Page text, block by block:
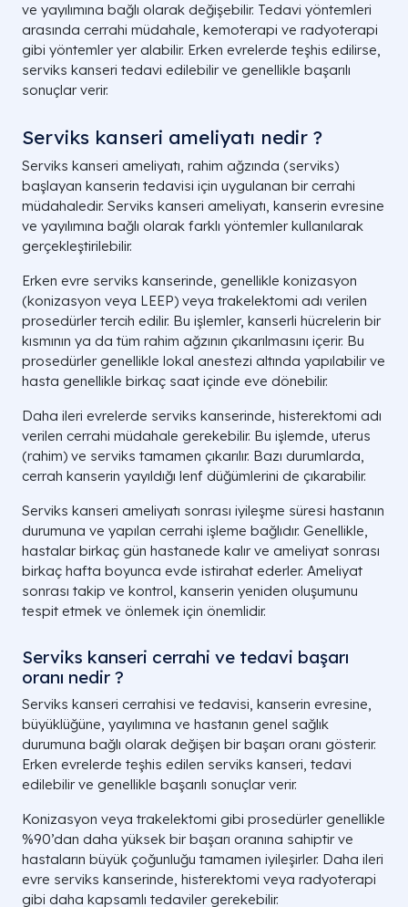
ve yayılımına bağlı olarak değişebilir. Tedavi yöntemleri
arasında cerrahi müdahale, kemoterapi ve radyoterapi
gibi yöntemler yer alabilir. Erken evrelerde teşhis edilirse,
serviks kanseri tedavi edilebilir ve genellikle başarılı
sonuçlar verir.
Serviks kanseri ameliyatı nedir ?
Serviks kanseri ameliyatı, rahim ağzında (serviks)
başlayan kanserin tedavisi için uygulanan bir cerrahi
müdahaledir. Serviks kanseri ameliyatı, kanserin evresine
ve yayılımına bağlı olarak farklı yöntemler kullanılarak
gerçekleştirilebilir.
Erken evre serviks kanserinde, genellikle konizasyon
(konizasyon veya LEEP) veya trakelektomi adı verilen
prosedürler tercih edilir. Bu işlemler, kanserli hücrelerin bir
kısmının ya da tüm rahim ağzının çıkarılmasını içerir. Bu
prosedürler genellikle lokal anestezi altında yapılabilir ve
hasta genellikle birkaç saat içinde eve dönebilir.
Daha ileri evrelerde serviks kanserinde, histerektomi adı
verilen cerrahi müdahale gerekebilir. Bu işlemde, uterus
(rahim) ve serviks tamamen çıkarılır. Bazı durumlarda,
cerrah kanserin yayıldığı lenf düğümlerini de çıkarabilir.
Serviks kanseri ameliyatı sonrası iyileşme süresi hastanın
durumuna ve yapılan cerrahi işleme bağlıdır. Genellikle,
hastalar birkaç gün hastanede kalır ve ameliyat sonrası
birkaç hafta boyunca evde istirahat ederler. Ameliyat
sonrası takip ve kontrol, kanserin yeniden oluşumunu
tespit etmek ve önlemek için önemlidir.
Serviks kanseri cerrahi ve tedavi başarı
oranı nedir ?
Serviks kanseri cerrahisi ve tedavisi, kanserin evresine,
büyüklüğüne, yayılımına ve hastanın genel sağlık
durumuna bağlı olarak değişen bir başarı oranı gösterir.
Erken evrelerde teşhis edilen serviks kanseri, tedavi
edilebilir ve genellikle başarılı sonuçlar verir.
Konizasyon veya trakelektomi gibi prosedürler genellikle
%90’dan daha yüksek bir başarı oranına sahiptir ve
hastaların büyük çoğunluğu tamamen iyileşirler. Daha ileri
evre serviks kanserinde, histerektomi veya radyoterapi
gibi daha kapsamlı tedaviler gerekebilir.